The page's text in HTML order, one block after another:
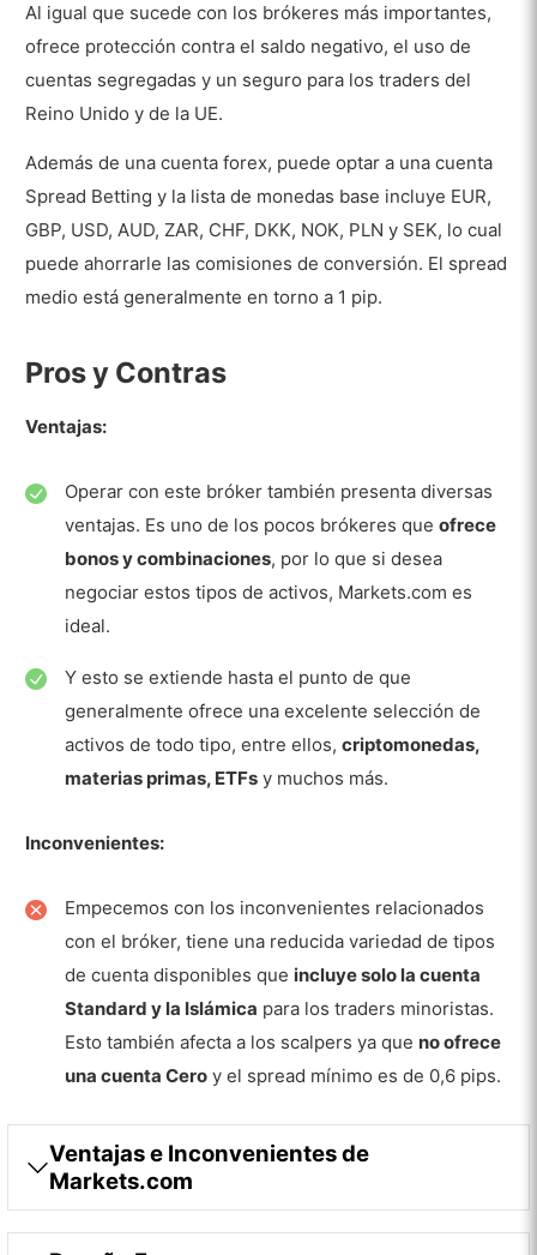
Cuenta Profesional
Depósito y Retirada
Moneda Base de la Cuenta
Depósito
Depósito mínimo de Markets.com
Modalidades de depósito
Tarifas por depósito
Modalidades de la retirada de fondos
Comisiones de Trading
Comisiones no relacionadas con el Trading
Tarifas nocturnas
Pros
Contras
Mercados
Acciones
ETFs
Criptoactivos
Bonos del Tesoro
Ejecución, apalancamiento y
dimensionamiento de la posición
Al igual que sucede con los brókeres más importantes,
ofrece protección contra el saldo negativo, el uso de
cuentas segregadas y un seguro para los traders del
Reino Unido y de la UE.
Además de una cuenta forex, puede optar a una cuenta
Spread Betting y la lista de monedas base incluye EUR,
GBP, USD, AUD, ZAR, CHF, DKK, NOK, PLN y SEK, lo cual
puede ahorrarle las comisiones de conversión. El spread
medio está generalmente en torno a 1 pip.
Pros y Contras
Ventajas:
Operar con este bróker también presenta diversas
ventajas. Es uno de los pocos brókeres que ofrece
bonos y combinaciones, por lo que si desea
negociar estos tipos de activos, Markets.com es
ideal.
Y esto se extiende hasta el punto de que
generalmente ofrece una excelente selección de
activos de todo tipo, entre ellos, criptomonedas,
materias primas, ETFsy muchos más.
Inconvenientes:
Empecemos con los inconvenientes relacionados
con el bróker, tiene una reducida variedad de tipos
de cuenta disponibles que incluye solo la cuenta
Standard y la Islámica para los traders minoristas.
Esto también afecta a los scalpers ya que no ofrece
una cuenta Ceroy el spread mínimo es de 0,6 pips.
Ventajas e Inconvenientes de
Markets.com